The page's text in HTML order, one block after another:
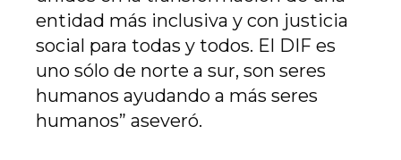
entidad más inclusiva y con justicia
social para todas y todos. El DIF es
uno sólo de norte a sur, son seres
humanos ayudando a más seres
humanos” aseveró.